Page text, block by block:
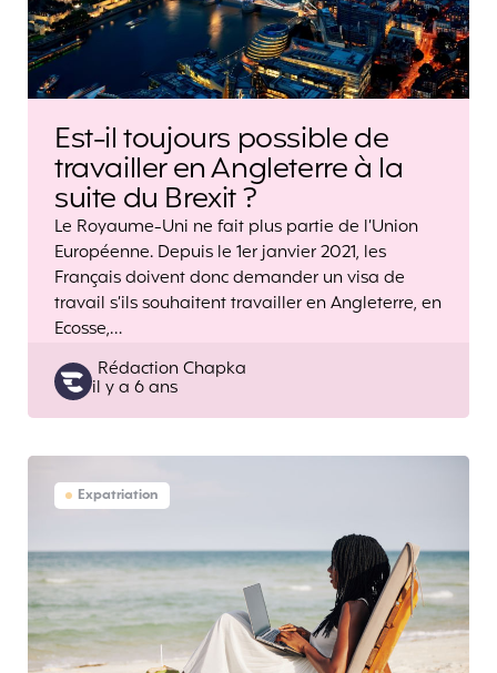
Est-il toujours possible de
travailler en Angleterre à la
suite du Brexit ?
Le Royaume-Uni ne fait plus partie de l’Union
Européenne. Depuis le 1er janvier 2021, les
Français doivent donc demander un visa de
travail s’ils souhaitent travailler en Angleterre, en
Ecosse,…
Posted
by
Rédaction Chapka
il y a 6 ans
Expatriation